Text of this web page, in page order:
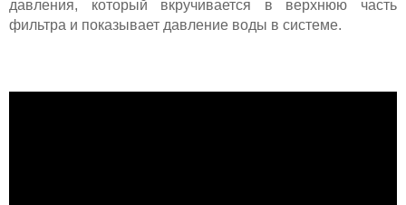
давления, который вкручивается в верхнюю часть
фильтра и показывает давление воды в системе.